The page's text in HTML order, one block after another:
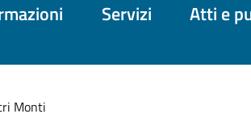
Servizi Atti e
Monti